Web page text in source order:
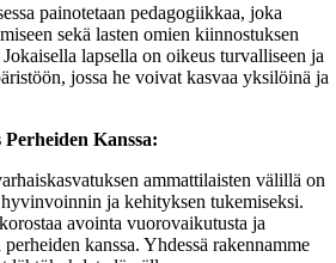
painotetaan pedagogiikkaa, joka
sekä lasten omien kiinnostuksen
lapsella on oikeus turvalliseen ja
jossa he voivat kasvaa yksilöinä ja
Kanssa:
ammattilaisten välillä on
hyvinvoinnin ja kehityksen tukemiseksi.
avointa vuorovaikutusta ja
kanssa. Yhdessä rakennamme